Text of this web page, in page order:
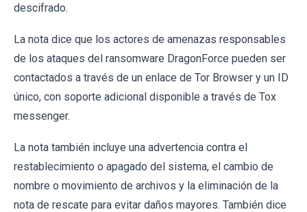
descifrado.
La nota dice que los actores de amenazas responsables
de los ataques del ransomware DragonForce pueden ser
contactados a través de un enlace de Tor Browser y un ID
único, con soporte adicional disponible a través de Tox
messenger.
La nota también incluye una advertencia contra el
restablecimiento o apagado del sistema, el cambio de
nombre o movimiento de archivos y la eliminación de la
nota de rescate para evitar daños mayores. También dice